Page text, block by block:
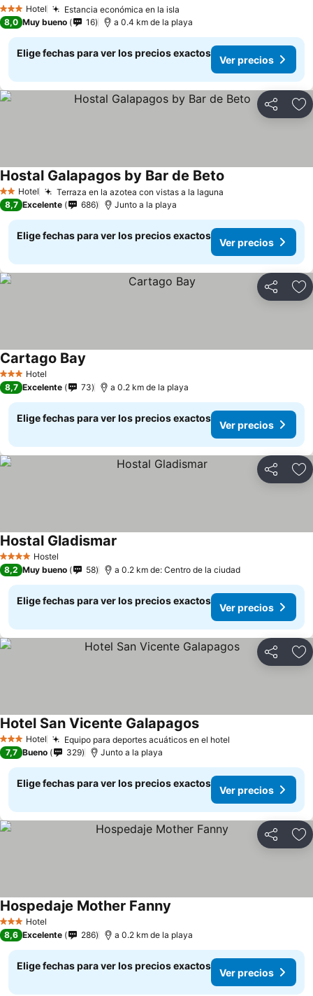
3 Estrellas
Hotel Estancia económica en la isla
8,0 Muy bueno 16 a 0.4 km de la playa
Elige fechas para ver los precios exactos
Ver precios
Compartir
2 Estrellas
Hotel Terraza en la azotea con vistas a la laguna
Hostal Galapagos by Bar de Beto
8,7 Excelente 686 Junto a la playa
Elige fechas para ver los precios exactos
Ver precios
Compartir
3 Estrellas
Hotel
Cartago Bay
8,7 Excelente 73 a 0.2 km de la playa
Elige fechas para ver los precios exactos
Ver precios
Compartir
4 EstrellasHostel
Hostal Gladismar
8,2 Muy bueno 58 a 0.2 km de: Centro de la ciudad
Elige fechas para ver los precios exactos
Ver precios
Compartir
3 Estrellas
Hotel Equipo para deportes acuáticos en el hotel
Hotel San Vicente Galapagos
7,7 Bueno 329 Junto a la playa
Elige fechas para ver los precios exactos
Ver precios
Compartir
3 Estrellas
Hotel
Hospedaje Mother Fanny
8,6 Excelente 286 a 0.2 km de la playa
Elige fechas para ver los precios exactos
Ver precios